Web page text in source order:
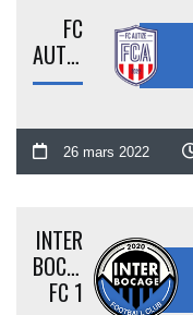
FC
AUTIZE
26 mars 2022
INTER
BOCAGE
FC 1